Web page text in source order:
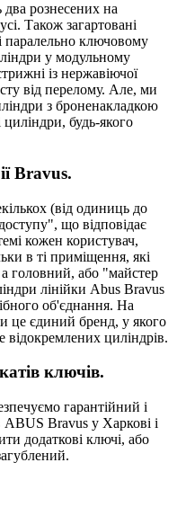
два рознесених на
Також загартовані
паралельно ключовому
у модульному
із нержавіючої
від перелому. Але, ми
з броненакладкою
будь-якого
Bravus.
(від одиниць до
що відповідає
кожен користувач,
в ті приміщення, які
а головний, або "майстер
лінійки Abus Bravus
об'єднання. На
це єдиний бренд, у якого
циліндрів.
ключів.
гарантійний і
ABUS Bravus у Харкові і
додаткові ключі, або